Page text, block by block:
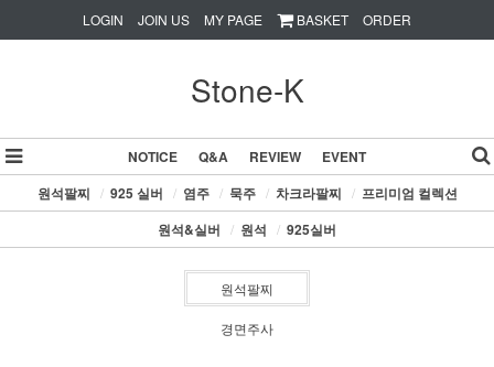
LOGIN JOIN US MY PAGE BASKET ORDER
Stone-K
NOTICE Q&A REVIEW
EVENT
원석팔찌 / 925 실버 / 염주 / 묵주 / 차크라팔찌 / 프리미엄 컬렉션
원석&실버 / 원석 / 925실버
원석팔찌
경면주사